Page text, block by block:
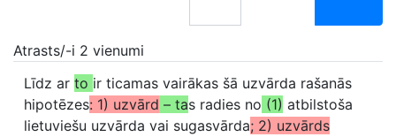
Atrasts/-i 2 vienumi
Līdz ar to ir ticamas vairākas šā uzvārda rašanās
hipotēzes: 1) uzvārd – tas radies no (1) atbilstoša
lietuviešu uzvārda vai sugasvārda; 2) uzvārds